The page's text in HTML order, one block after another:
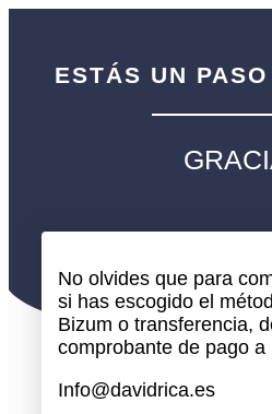
ESTÁS UN
No olvides que para
si has escogido el
Bizum o transferencia,
comprobante de pago a
Info@davidrica.es